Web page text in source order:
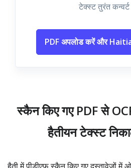
टेक्स्ट तुरंत
PDF अपलोड करें और
स्कैन किए गए PDF से
हैतीयन टेक्स्ट